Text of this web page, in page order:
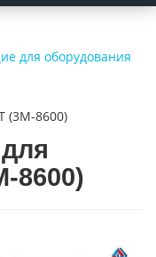
для оборудования
(3M-8600)
8600)